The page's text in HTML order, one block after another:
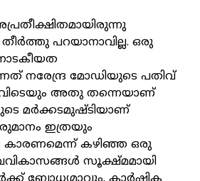
പറയാനാവില്ല. ഒരു
നരേന്ദ്ര മോഡിയുടെ പതിവ്
അതു തന്നെയാണ്
മര്‍ക്കടമുഷ്ടിയാണ്
ഇത്രയും
കഴിഞ്ഞ ഒരു
സൂക്ഷ്മമായി